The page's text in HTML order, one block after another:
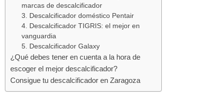
marcas de descalcificador
3. Descalcificador doméstico Pentair
4. Descalcificador TIGRIS: el mejor en
vanguardia
5. Descalcificador Galaxy
¿Qué debes tener en cuenta a la hora de
escoger el mejor descalcificador?
Consigue tu descalcificador en Zaragoza